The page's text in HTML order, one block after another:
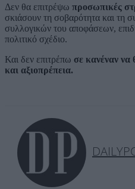
Δεν θα επιτρέψω προσωπικές
σκιάσουν τη σοβαρότητα και τη
συλλογικών του αποφάσεων,
πολιτικό σχέδιο.
Και δεν επιτρέπω σε κανέναν να
και αξιοπρέπεια.